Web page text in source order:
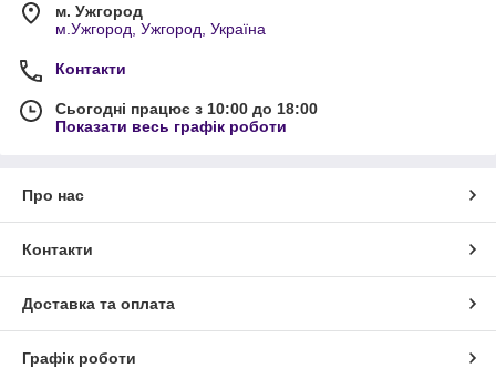
м. Ужгород
м.Ужгород, Ужгород, Україна
Контакти
Сьогодні працює з 10:00 до 18:00
Показати весь графік роботи
Про нас
Контакти
Доставка та оплата
Графік роботи